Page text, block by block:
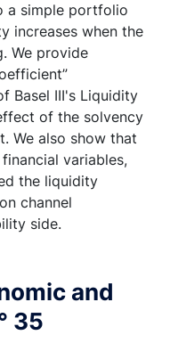
a simple portfolio
increases when the
We provide
Basel III's Liquidity
of the solvency
We also show that
variables,
the liquidity
channel
side.
and
35